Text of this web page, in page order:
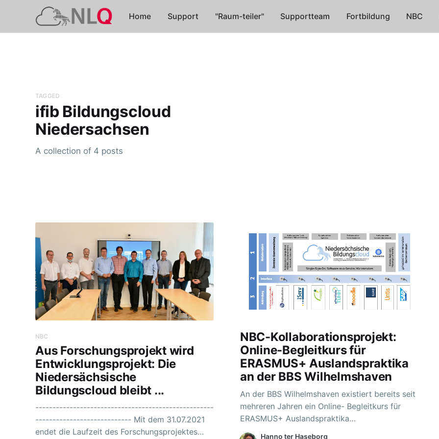
Home Support "Raum-teiler" Supportteam Fortbildung NBC
TAGGED
ifib Bildungscloud
Niedersachsen
A collection of 4 posts
NBC
Aus Forschungsprojekt wird
Entwicklungsprojekt: Die
Niedersächsische
Bildungscloud bleibt ...
----------------------------------------------------
---------------------------- Mit dem 31.07.2021
endet die Laufzeit des Forschungsprojektes
NBC-Kollaborationsprojekt:
Online-Begleitkurs für
ERASMUS+ Auslandspraktika
an der BBS Wilhelmshaven
An der BBS Wilhelmshaven existiert bereits seit
mehreren Jahren ein Online- Begleitkurs für
ERASMUS+ Auslandspraktika
[https://moodle.nibis.de/bbsw/], der auf einem
Hanno ter Haseborg